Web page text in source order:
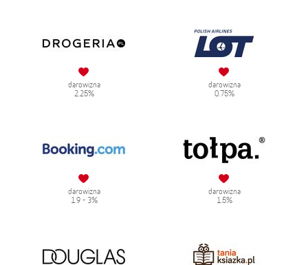
darowizna
2.25%
darowizna
0.75%
darowizna
1.9 - 3%
darowizna
1.5%